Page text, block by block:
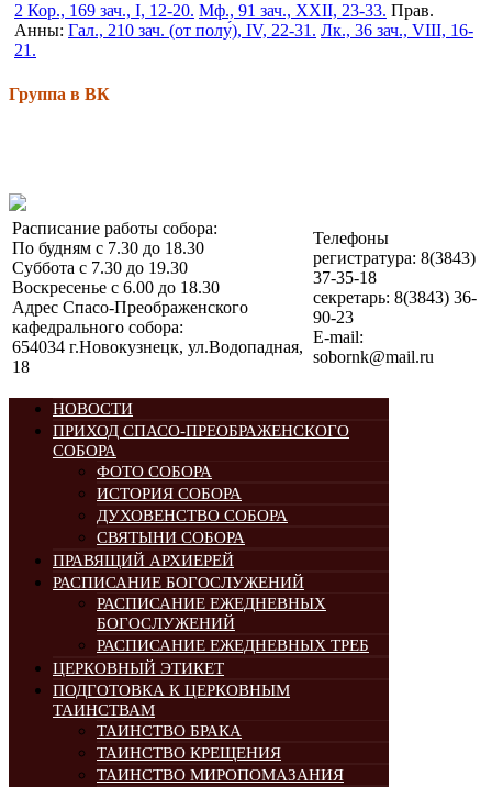
2 Кор., 169 зач., I, 12-20. Мф., 91 зач., XXII, 23-33. Прав.
Анны: Гал., 210 зач. (от полу́), IV, 22-31. Лк., 36 зач., VIII, 16-
21.
Группа в ВК
Расписание работы собора:
По будням с 7.30 до 18.30
Суббота с 7.30 до 19.30
Воскресенье с 6.00 до 18.30
Адрес Спасо-Преображенского
кафедрального собора:
654034 г.Новокузнецк, ул.Водопадная,
18
Телефоны
регистратура: 8(3843)
37-35-18
секретарь: 8(3843) 36-
90-23
E-mail:
sobornk@mail.ru
НОВОСТИ
ПРИХОД СПАСО-ПРЕОБРАЖЕНСКОГО
СОБОРА
ФОТО СОБОРА
ИСТОРИЯ СОБОРА
ДУХОВЕНСТВО СОБОРА
СВЯТЫНИ СОБОРА
ПРАВЯЩИЙ АРХИЕРЕЙ
РАСПИСАНИЕ БОГОСЛУЖЕНИЙ
РАСПИСАНИЕ ЕЖЕДНЕВНЫХ
БОГОСЛУЖЕНИЙ
РАСПИСАНИЕ ЕЖЕДНЕВНЫХ ТРЕБ
ЦЕРКОВНЫЙ ЭТИКЕТ
ПОДГОТОВКА К ЦЕРКОВНЫМ
ТАИНСТВАМ
ТАИНСТВО БРАКА
ТАИНСТВО КРЕЩЕНИЯ
ТАИНСТВО МИРОПОМАЗАНИЯ